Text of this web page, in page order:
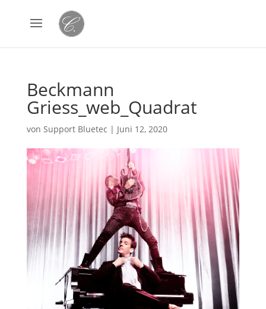
Beckmann
Griess_web_Quadrat
von Support Bluetec | Juni 12, 2020